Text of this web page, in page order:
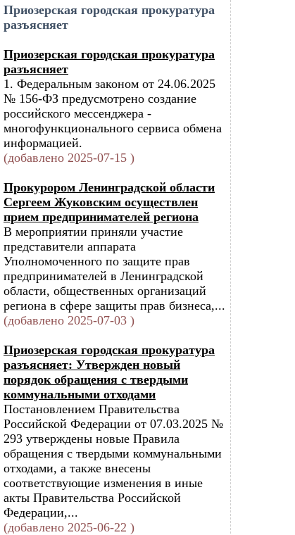
Приозерская городская прокуратура
разъясняет
Приозерская городская прокуратура
разъясняет
1. Федеральным законом от 24.06.2025
№ 156-ФЗ предусмотрено создание
российского мессенджера -
многофункционального сервиса обмена
информацией.
(добавлено 2025-07-15 )
Прокурором Ленинградской области
Сергеем Жуковским осуществлен
прием предпринимателей региона
В мероприятии приняли участие
представители аппарата
Уполномоченного по защите прав
предпринимателей в Ленинградской
области, общественных организаций
региона в сфере защиты прав бизнеса,...
(добавлено 2025-07-03 )
Приозерская городская прокуратура
разъясняет: Утвержден новый
порядок обращения с твердыми
коммунальными отходами
Постановлением Правительства
Российской Федерации от 07.03.2025 №
293 утверждены новые Правила
обращения с твердыми коммунальными
отходами, а также внесены
соответствующие изменения в иные
акты Правительства Российской
Федерации,...
(добавлено 2025-06-22 )